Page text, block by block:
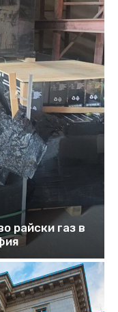
райски газ в